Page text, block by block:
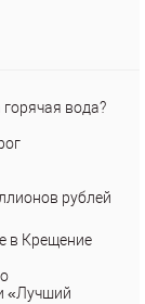
вода?
рублей
в Крещение
«Лучший